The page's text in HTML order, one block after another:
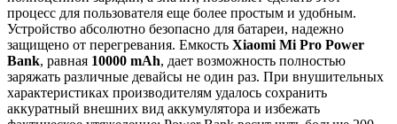
процесс для пользователя еще более простым и удобным.
Устройство абсолютно безопасно для батареи, надежно
защищено от перегревания. Емкость Xiaomi Mi Pro Power
Bank, равная 10000 mAh, дает возможность полностью
заряжать различные девайсы не один раз. При внушительных
характеристиках производителям удалось сохранить
аккуратный внешних вид аккумулятора и избежать